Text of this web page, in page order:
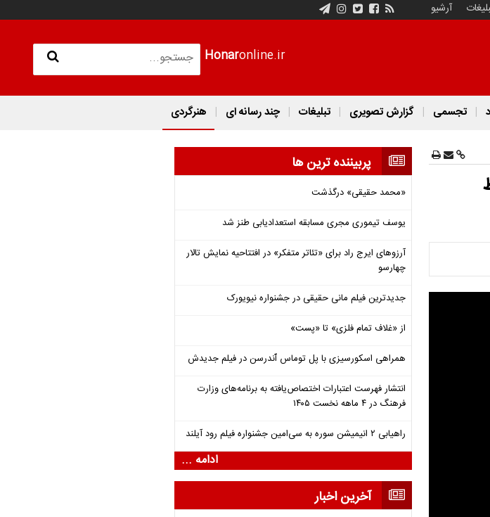
آرشیو
Honaronline.ir
تجسمی گزارش تصویری تبلیغات چند رسانه ای هنرگردی
پربیننده ترین ها
«محمد حقیقی» درگذشت
یوسف تیموری مجری مسابقه استعدادیابی طنز شد
آرزوهای ایرج راد برای «تئاتر متفکر» در افتتاحیه نمایش تالار
چهارسو
جدیدترین فیلم مانی حقیقی در جشنواره نیویورک
از «غلاف تمام فلزی» تا «پست»
همراهی اسکورسیزی با پل توماس ٱندرسن در فیلم جدیدش
انتشار فهرست اعتبارات اختصاص‌یافته به برنامه‌های وزارت
فرهنگ در ۴ ماهه نخست ۱۴۰۵
راهیابی ۲ انیمیشن سوره به سی‌امین جشنواره فیلم رود آیلند
ادامه ...
آخرین اخبار